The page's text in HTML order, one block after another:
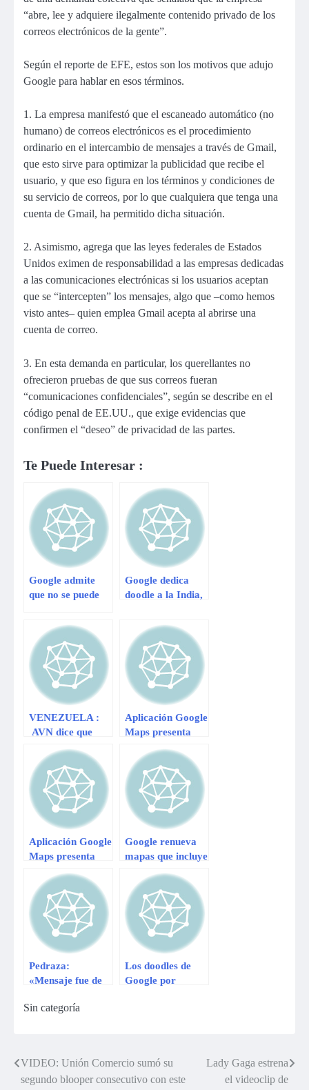
“abre, lee y adquiere ilegalmente contenido privado de los
correos electrónicos de la gente”.
Según el reporte de EFE, estos son los motivos que adujo
Google para hablar en esos términos.
1. La empresa manifestó que el escaneado automático (no
humano) de correos electrónicos es el procedimiento
ordinario en el intercambio de mensajes a través de Gmail,
que esto sirve para optimizar la publicidad que recibe el
usuario, y que eso figura en los términos y condiciones de
su servicio de correos, por lo que cualquiera que tenga una
cuenta de Gmail, ha permitido dicha situación.
2. Asimismo, agrega que las leyes federales de Estados
Unidos eximen de responsabilidad a las empresas dedicadas
a las comunicaciones electrónicas si los usuarios aceptan
que se “intercepten” los mensajes, algo que –como hemos
visto antes– quien emplea Gmail acepta al abrirse una
cuenta de correo.
3. En esta demanda en particular, los querellantes no
ofrecieron pruebas de que sus correos fueran
“comunicaciones confidenciales”, según se describe en el
código penal de EE.UU., que exige evidencias que
confirmen el “deseo” de privacidad de las partes.
Te Puede Interesar :
Google admite
que no se puede
privacidad al usar
Gmail
Google dedica
doodle a la India,
en color de
bandera
VENEZUELA :
AVN dice que
“ridiculiza” a
Maduro por esta
foto
Aplicación Google
Maps presenta
Aplicación Google
Maps presenta
Google renueva
mapas que incluye
Google Earth
Pedraza:
«Mensaje fue de
absoluta»
Los doodles de
Google por
Sin categoría
Navegación
VIDEO: Unión Comercio sumó su
segundo blooper consecutivo con este
Lady Gaga estrena
el videoclip de